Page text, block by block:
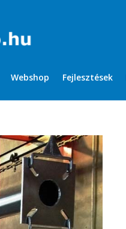
Webshop Fejlesztések